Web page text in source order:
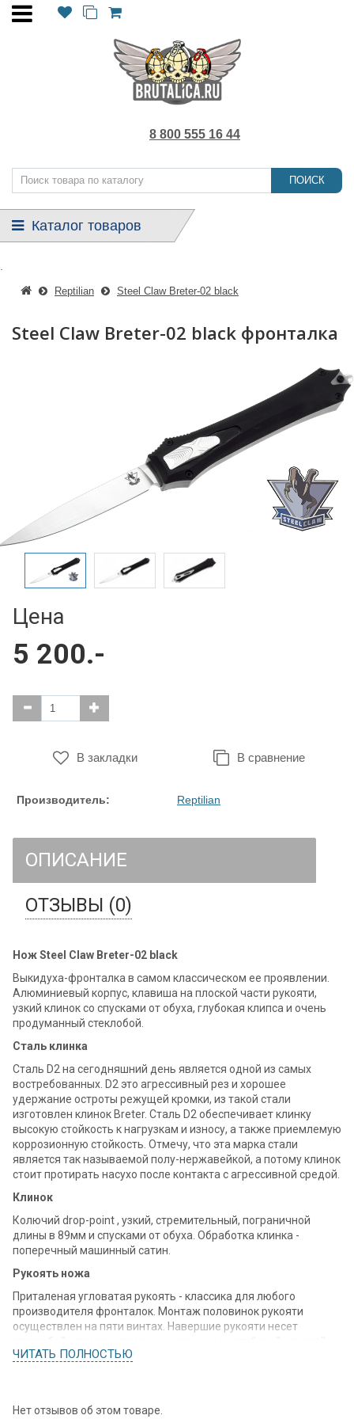
8 800 555 16 44
ПОИСК
Каталог товаров
Reptilian Steel Claw Breter-02 black
Steel Claw Breter-02 black фронталка
Цена
5 200.-
В закладки В сравнение
Производитель: Reptilian
ОПИСАНИЕ
ОТЗЫВЫ (0)
Нож Steel Claw Breter-02 black
Выкидуха-фронталка в самом классическом ее проявлении.
Алюминиевый корпус, клавиша на плоской части рукояти,
узкий клинок со спусками от обуха, глубокая клипса и очень
продуманный стеклобой.
Сталь клинка
Сталь D2 на сегодняшний день является одной из самых
востребованных. D2 это агрессивный рез и хорошее
удержание остроты режущей кромки, из такой стали
изготовлен клинок Breter. Сталь D2 обеспечивает клинку
высокую стойкость к нагрузкам и износу, а также приемлемую
коррозионную стойкость. Отмечу, что эта марка стали
является так называемой полу-нержавейкой, а потому клинок
стоит протирать насухо после контакта с агрессивной средой.
Клинок
Колючий drop-point , узкий, стремительный, пограничной
длины в 89мм и спусками от обуха. Обработка клинка -
поперечный машинный сатин.
Рукоять ножа
Приталеная угловатая рукоять - классика для любого
производителя фронталок. Монтаж половинок рукояти
осуществлен на пяти винтах. Навершие рукояти несет
137мм - это крупная рукоять, но тем удобнее использовать
ЧИТАТЬ ПОЛНОСТЬЮ
Нет отзывов об этом товаре.